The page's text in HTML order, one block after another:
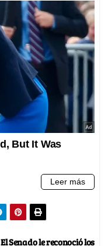
El Senado le reconoció los